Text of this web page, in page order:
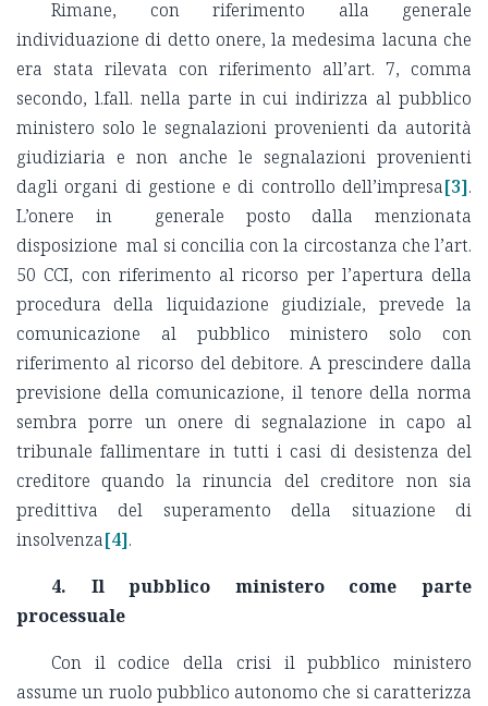
Rimane, con riferimento alla generale
individuazione di detto onere, la medesima lacuna che
era stata rilevata con riferimento all’art. 7, comma
secondo, l.fall. nella parte in cui indirizza al pubblico
ministero solo le segnalazioni provenienti da autorità
giudiziaria e non anche le segnalazioni provenienti
dagli organi di gestione e di controllo dell’impresa[3].
L’onere in generale posto dalla menzionata
disposizione mal si concilia con la circostanza che l’art.
50 CCI, con riferimento al ricorso per l’apertura della
procedura della liquidazione giudiziale, prevede la
comunicazione al pubblico ministero solo con
riferimento al ricorso del debitore. A prescindere dalla
previsione della comunicazione, il tenore della norma
sembra porre un onere di segnalazione in capo al
tribunale fallimentare in tutti i casi di desistenza del
creditore quando la rinuncia del creditore non sia
predittiva del superamento della situazione di
insolvenza[4].
4. Il pubblico ministero come parte
processuale
Con il codice della crisi il pubblico ministero
assume un ruolo pubblico autonomo che si caratterizza